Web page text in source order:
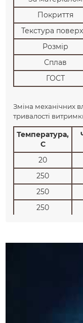
Покриття
Текстура
Розмір
Сплав
ГОСТ
Зміна механічних
тривалості
Температура,
С
20
250
250
250